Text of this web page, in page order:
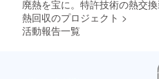
廃熱を宝に。特許技術の熱交
熱回収のプロジェクト >
活動報告一覧